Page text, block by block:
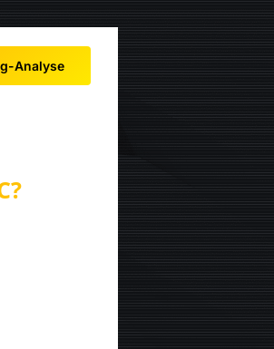
Analyse